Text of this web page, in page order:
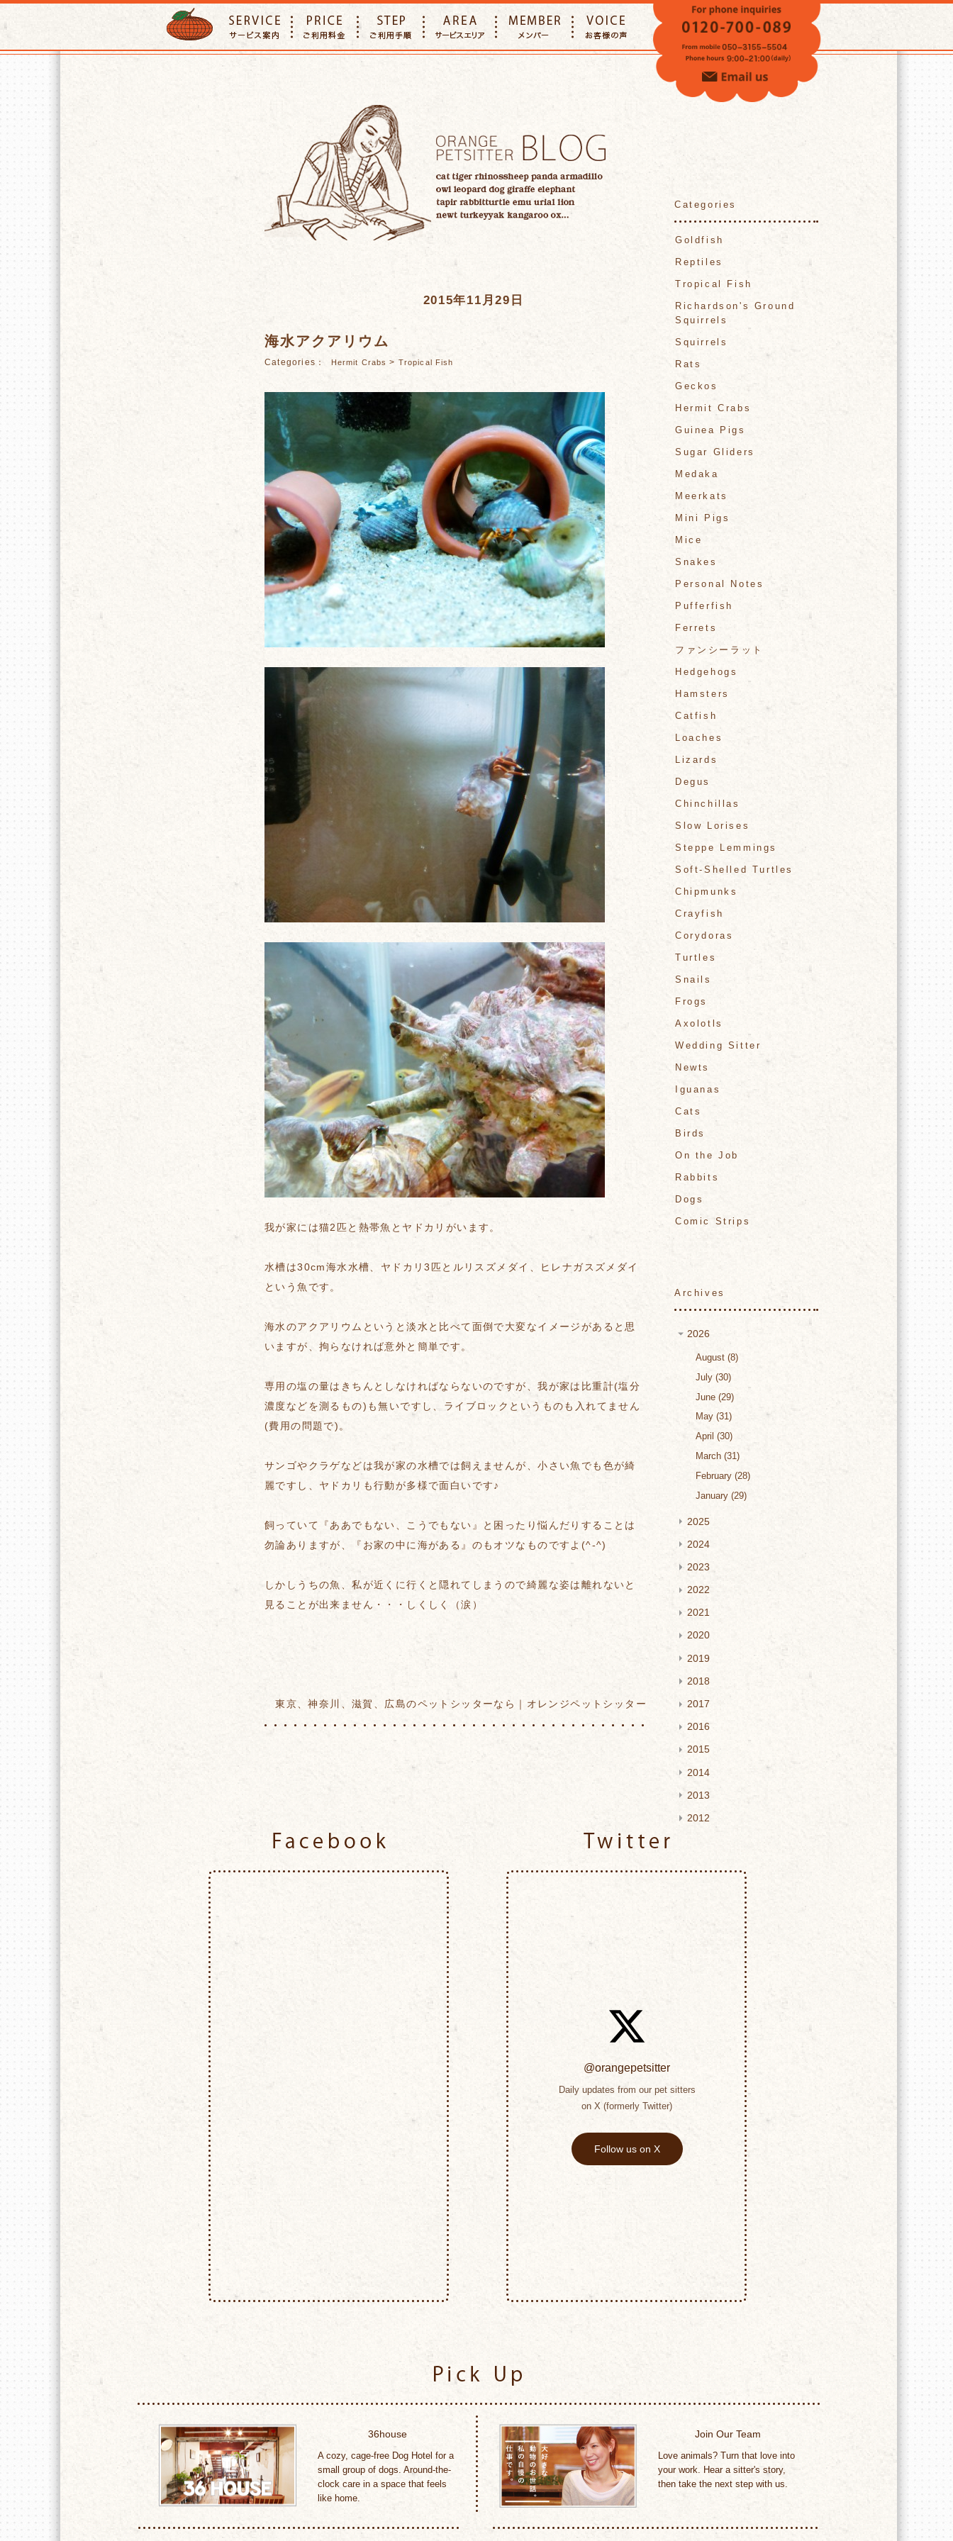
VOICE
2015年11月29日
海水アクアリウム
Categories： Hermit Crabs > Tropical Fish
我が家には猫2匹と熱帯魚とヤドカリがいます。
水槽は30cm海水水槽、ヤドカリ3匹とルリスズメダイ、ヒレナガスズメダイ
という魚です。
海水のアクアリウムというと淡水と比べて面倒で大変なイメージがあると思
いますが、拘らなければ意外と簡単です。
専用の塩の量はきちんとしなければならないのですが、我が家は比重計(塩分
濃度などを測るもの)も無いですし、ライブロックというものも入れてません
(費用の問題で)。
サンゴやクラゲなどは我が家の水槽では飼えませんが、小さい魚でも色が綺
麗ですし、ヤドカリも行動が多様で面白いです♪
飼っていて『ああでもない、こうでもない』と困ったり悩んだりすることは
勿論ありますが、『お家の中に海がある』のもオツなものですよ(^-^)
しかしうちの魚、私が近くに行くと隠れてしまうので綺麗な姿は離れないと
見ることが出来ません・・・しくしく（涙）
東京、神奈川、滋賀、広島のペットシッターなら｜オレンジペットシッター
Categories
Goldfish
Reptiles
Tropical Fish
Richardson's Ground
Squirrels
Squirrels
Rats
Geckos
Hermit Crabs
Guinea Pigs
Sugar Gliders
Medaka
Meerkats
Mini Pigs
Mice
Snakes
Personal Notes
Pufferfish
Ferrets
ファンシーラット
Hedgehogs
Hamsters
Catfish
Loaches
Lizards
Degus
Chinchillas
Slow Lorises
Steppe Lemmings
Soft-Shelled Turtles
Chipmunks
Crayfish
Corydoras
Turtles
Snails
Frogs
Axolotls
Wedding Sitter
Newts
Iguanas
Cats
Birds
On the Job
Rabbits
Dogs
Comic Strips
Archives
2026
August 8
July 30
June 29
May 31
April
30
March 31
February 28
January 29
2025
2024
2023
2022
2021
2020
2019
2018
2017
2016
2015
2014
2013
2012
@orangepetsitter
Daily updates from our pet sitters
on X (formerly Twitter)
Follow us on X
36house
A cozy, cage-free Dog Hotel for a
small group of dogs. Around-the-
clock care in a space that feels
like home.
Join Our Team
Love animals? Turn that love into
your work. Hear a sitter's story,
then take the next step with us.